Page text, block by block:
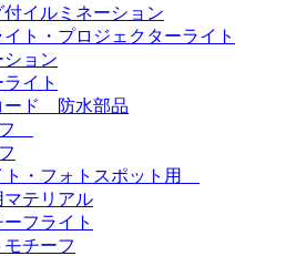
イルミネーション
ト・プロジェクターライト
ョン
イト
ード 防水部品
フ
ト・フォトスポット用
テリアル
フライト
チーフ